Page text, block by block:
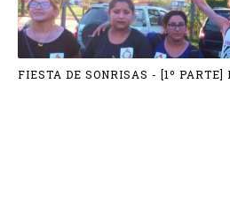
FIESTA DE SONRISAS - [1º